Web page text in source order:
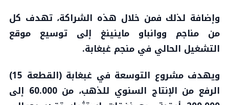
وإضافة لذلك فمن خلال هذه الشراكة، تهدف كل
من مناجم ووانباو ماينينغ إلى توسيع موقع
التشغيل الحالي في منجم غبغابة.
ويهدف مشروع التوسعة في غبغابة (القطعة 15)
الرفع من الإنتاج السنوي للذهب، من 60.000 إلى